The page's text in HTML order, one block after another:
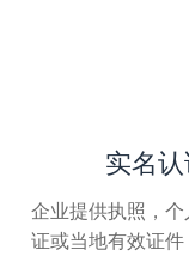
实名
企业提供执照，
证或当地有效证